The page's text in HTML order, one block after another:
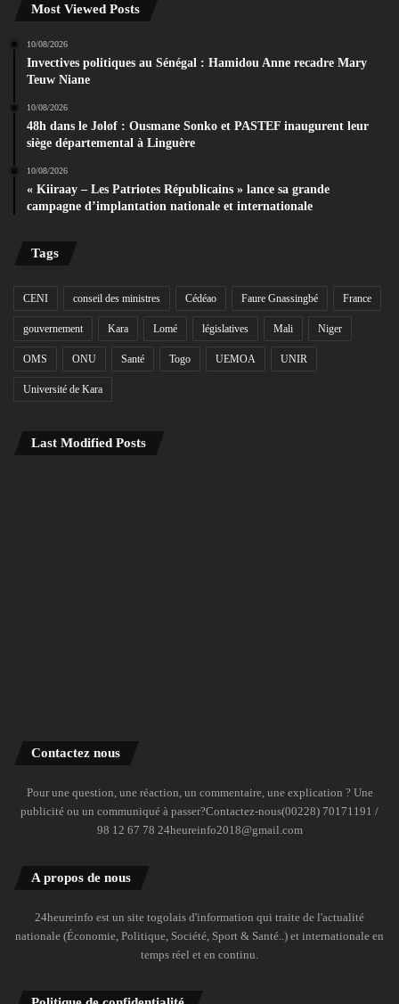
Most Viewed Posts
10/08/2026
Invectives politiques au Sénégal : Hamidou Anne recadre Mary
Teuw Niane
10/08/2026
48h dans le Jolof : Ousmane Sonko et PASTEF inaugurent leur
siège départemental à Linguère
10/08/2026
« Kiiraay – Les Patriotes Républicains » lance sa grande
campagne d’implantation nationale et internationale
Tags
CENI conseil des ministres Cédéao Faure Gnassingbé France
gouvernement Kara Lomé législatives Mali Niger
OMS ONU Santé Togo UEMOA UNIR
Université de Kara
Last Modified Posts
Contactez nous
Pour une question, une réaction, un commentaire, une explication ? Une
publicité ou un communiqué à passer?Contactez-nous(00228) 70171191 /
98 12 67 78 24heureinfo2018@gmail.com
A propos de nous
24heureinfo est un site togolais d'information qui traite de l'actualité
nationale (Économie, Politique, Société, Sport & Santé..) et internationale en
temps réel et en continu.